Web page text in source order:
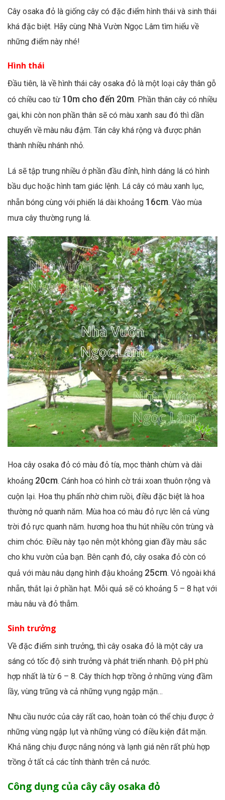
Cây osaka đỏ là giống cây có đặc điểm hình thái và sinh thái
khá đặc biệt. Hãy cùng Nhà Vườn Ngọc Lâm tìm hiểu về
những điểm này nhé!
Hình thái
Đầu tiên, là về hình thái cây osaka đỏ là một loại cây thân gỗ
có chiều cao từ 10m cho đến 20m. Phần thân cây có nhiều
gai, khi còn non phần thân sẽ có màu xanh sau đó thì dần
chuyển về màu nâu đậm. Tán cây khá rộng và được phân
thành nhiều nhánh nhỏ.
Lá sẽ tập trung nhiều ở phần đầu đỉnh, hình dáng lá có hình
bầu dục hoặc hình tam giác lệnh. Lá cây có màu xanh lục,
nhẵn bóng cùng với phiến lá dài khoảng 16cm. Vào mùa
mưa cây thường rụng lá.
Hoa cây osaka đỏ có màu đỏ tía, mọc thành chùm và dài
khoảng 20cm. Cánh hoa có hình cờ trái xoan thuôn rộng và
cuộn lại. Hoa thụ phấn nhờ chim ruồi, điều đặc biệt là hoa
thường nở quanh năm. Mùa hoa có màu đỏ rực lên cả vùng
trời đỏ rực quanh năm. hương hoa thu hút nhiều côn trùng và
chim chóc. Điều này tạo nên một không gian đầy màu sắc
cho khu vườn của bạn. Bên cạnh đó, cây osaka đỏ còn có
quả với màu nâu dạng hình đậu khoảng 25cm. Vỏ ngoài khá
nhẵn, thắt lại ở phần hạt. Mỗi quả sẽ có khoảng 5 – 8 hạt với
màu nâu và đỏ thẫm.
Sinh trưởng
Về đặc điểm sinh trưởng, thì cây osaka đỏ là một cây ưa
sáng có tốc độ sinh trưởng và phát triển nhanh. Độ pH phù
hợp nhất là từ 6 – 8. Cây thích hợp trồng ở những vùng đầm
lầy, vùng trũng và cả những vụng ngập mặn…
Nhu cầu nước của cây rất cao, hoàn toàn có thể chịu được ở
những vùng ngập lụt và những vùng có điều kiện đắt mặn.
Khả năng chịu được nắng nóng và lạnh giá nên rất phù hợp
trồng ở tất cả các tỉnh thành trên cả nước.
Công dụng của cây cây osaka đỏ